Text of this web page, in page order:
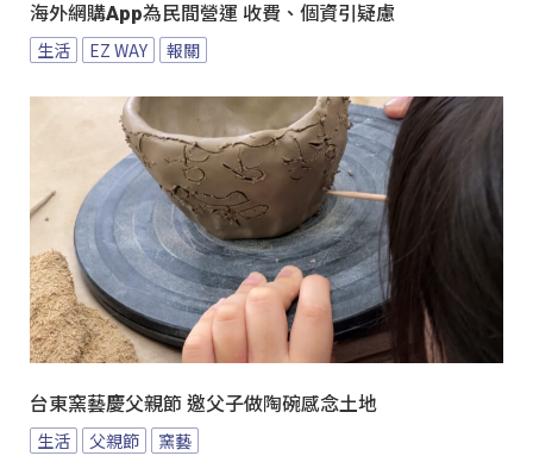
海外網購App為民間營運 收費、個資引疑慮
生活 EZ WAY 報關
台東窯藝慶父親節 邀父子做陶碗感念土地
生活 父親節 窯藝